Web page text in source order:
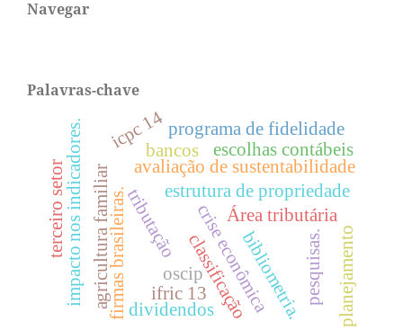
Navegar
Palavras-chave
classificação
Área tributária
tributaçãoestrutura de propriedade
firmas brasileiras.
avaliação de sustentabilidade
agricultura familiar bibliometria.
bancos
crise econômica
impacto nos indicadores. pesquisas.
terceiro setor
oscip
ifric 13
programa de fidelidade
escolhas contábeis
planejamento
icpc 14
dividendos